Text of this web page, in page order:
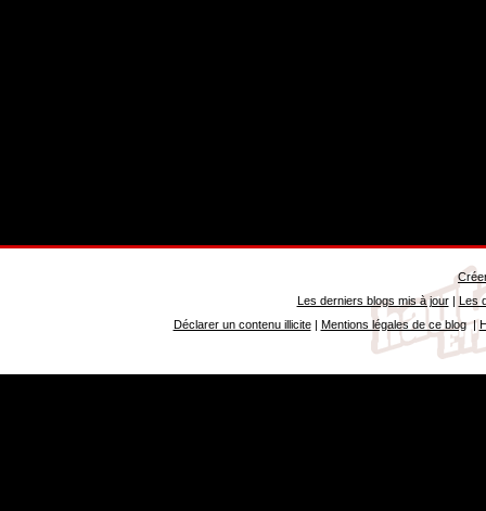
Les derniers blogs mis à jour| Les
Déclarer un contenu illicite| Mentions légales de ce blog|